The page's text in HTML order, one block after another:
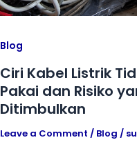
Blog
Ciri Kabel Listrik
Pakai dan Risiko
Ditimbulkan
Leave a Comment / Blog /